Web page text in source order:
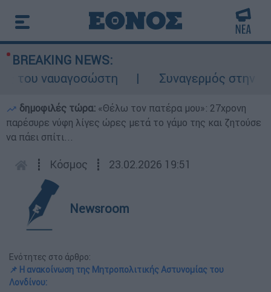
BREAKING NEWS:
ναυαγοσώστη
Συναγερμός στην
δημοφιλές τώρα: «Θέλω τον πατέρα μου»: 27χρονη
παρέσυρε νύφη λίγες ώρες μετά το γάμο της και ζητούσε
να πάει σπίτι...
┋ Κόσμος ┋ 23.02.2026 19:51
Newsroom
Ενότητες στο άρθρο:
📌 Η ανακοίνωση της Μητροπολιτικής Αστυνομίας του
Λονδίνου: